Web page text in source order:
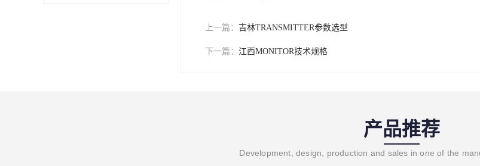
上一篇： 吉林TRANSMITTER参数选型
下一篇： 江西MONITOR技术规格
产品推荐
Development, design, production and sales in one of the